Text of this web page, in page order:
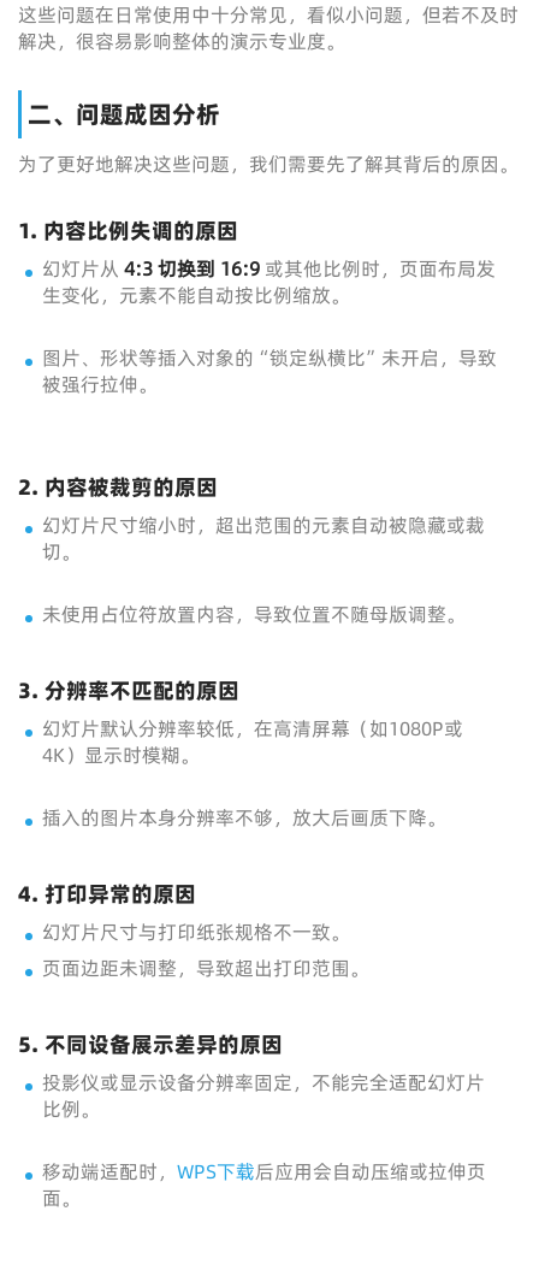
这些问题在日常使用中十分常见，看似小问题，但若不及时
解决，很容易影响整体的演示专业度。
二、问题成因分析
为了更好地解决这些问题，我们需要先了解其背后的原因。
1. 内容比例失调的原因
幻灯片从 4:3 切换到 16:9 或其他比例时，页面布局发
生变化，元素不能自动按比例缩放。
图片、形状等插入对象的“锁定纵横比”未开启，导致
被强行拉伸。
2. 内容被裁剪的原因
幻灯片尺寸缩小时，超出范围的元素自动被隐藏或裁
切。
未使用占位符放置内容，导致位置不随母版调整。
3. 分辨率不匹配的原因
幻灯片默认分辨率较低，在高清屏幕（如1080P或
4K）显示时模糊。
插入的图片本身分辨率不够，放大后画质下降。
4. 打印异常的原因
幻灯片尺寸与打印纸张规格不一致。
页面边距未调整，导致超出打印范围。
5. 不同设备展示差异的原因
投影仪或显示设备分辨率固定，不能完全适配幻灯片
比例。
移动端适配时， WPS下载后应用会自动压缩或拉伸页
面。